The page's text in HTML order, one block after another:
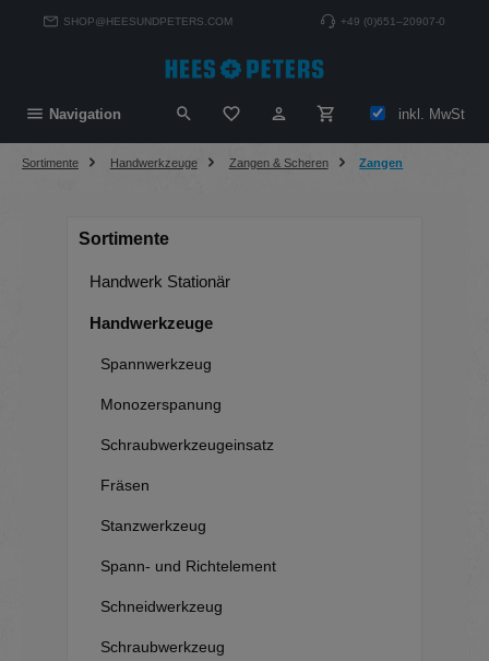
springenSHOP@HEESUNDPETERS.COM +49 (0)651–20907-0
Navigation Du hast 0 Produkte auf deminkl. MwSt
Sortimente Handwerkzeuge Zangen & Scheren Zangen
Sortimente
Handwerk Stationär
Handwerkzeuge
Spannwerkzeug
Monozerspanung
Schraubwerkzeugeinsatz
Fräsen
Stanzwerkzeug
Spann- und Richtelement
Schneidwerkzeug
Schraubwerkzeug